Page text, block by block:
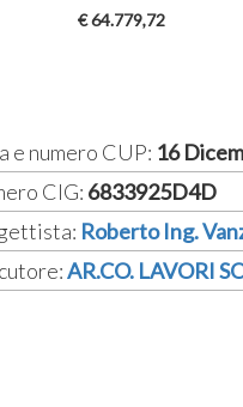
€ 64.779,72
e numero CUP: 16
CIG: 6833925D4D
Roberto Ing.
AR.CO. LAVORI